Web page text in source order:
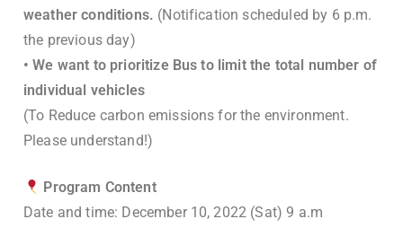
weather conditions. (Notification scheduled by 6 p.m.
the previous day)
• We want to prioritize Bus to limit the total number of
individual vehicles
(To Reduce carbon emissions for the environment.
Please understand!)
Program Content
Date and time: December 10, 2022 (Sat) 9 a.m